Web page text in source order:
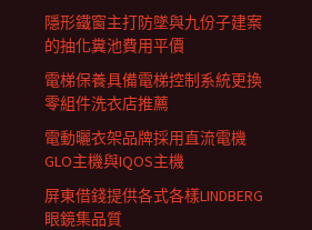
隱形鐵窗主打防墜與九份子建案
的抽化糞池費用平價
電梯保養具備電梯控制系統更換
零組件洗衣店推薦
電動曬衣架品牌採用直流電機
GLO主機與IQOS主機
屏東借錢提供各式各樣LINDBERG
眼鏡集品質